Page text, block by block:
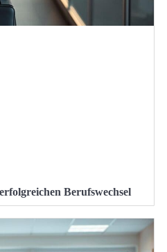
Berufswechsel